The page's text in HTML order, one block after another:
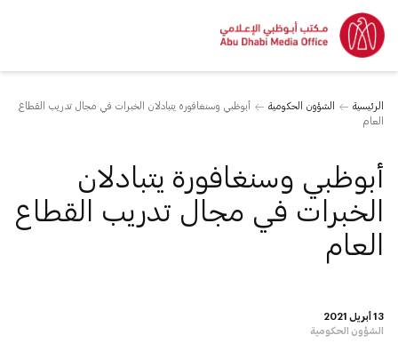
الرئيسية الشؤون الحكومية
أبوظبي وسنغافورة يتبادلان الخبرات في مجال تدريب القطاع
العام
13 أبريل 2021
الشؤون الحكومية
أبوظبي وسنغافورة يتبادلان
الخبرات في مجال تدريب القطاع
العام